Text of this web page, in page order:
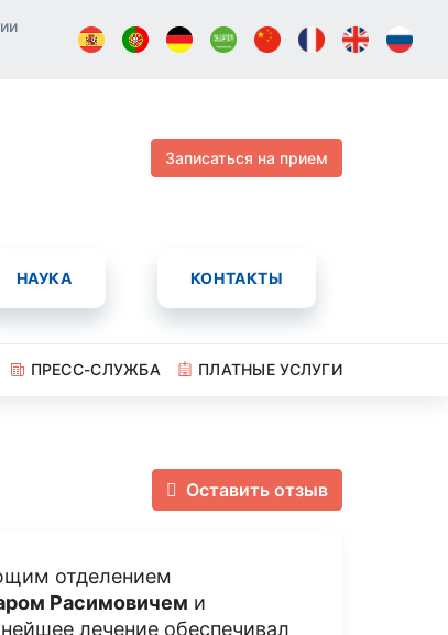
Записаться на прием
НАУКА КОНТАКТЫ
ПРЕСС-СЛУЖБА
ПЛАТНЫЕ УСЛУГИ
Оставить отзыв
отделением
Расимовичем и
лечение обеспечивал